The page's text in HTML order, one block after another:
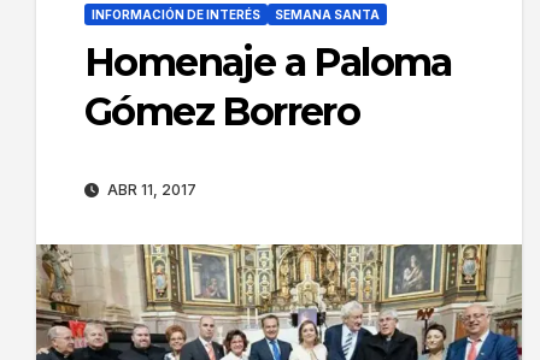
INFORMACIÓN DE INTERÉS SEMANA SANTA
Homenaje a Paloma
Gómez Borrero
ABR 11, 2017